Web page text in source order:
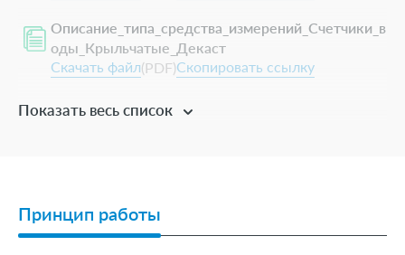
Описание_типа_средства_измерений_Счетчики_в
оды_Крыльчатые_Декаст
Скачать файл(PDF)Скопировать ссылку
Показать весь список
Принцип работы